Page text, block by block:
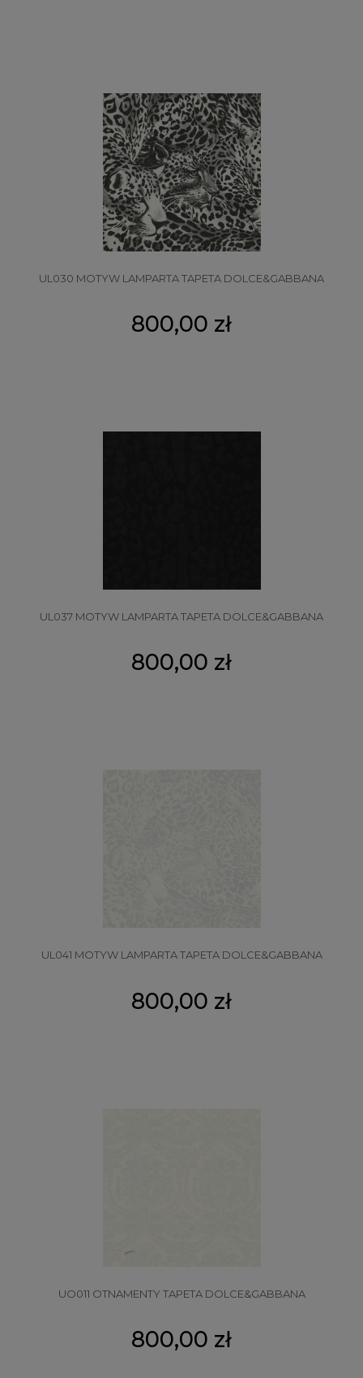
UL030 MOTYW LAMPARTA TAPETA DOLCE&GABBANA
800,00 zł
UL037 MOTYW LAMPARTA TAPETA DOLCE&GABBANA
800,00 zł
UL041 MOTYW LAMPARTA TAPETA DOLCE&GABBANA
800,00 zł
UO011 OTNAMENTY TAPETA DOLCE&GABBANA
800,00 zł